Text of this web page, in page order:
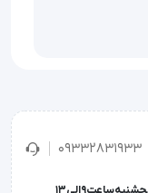
09332831933